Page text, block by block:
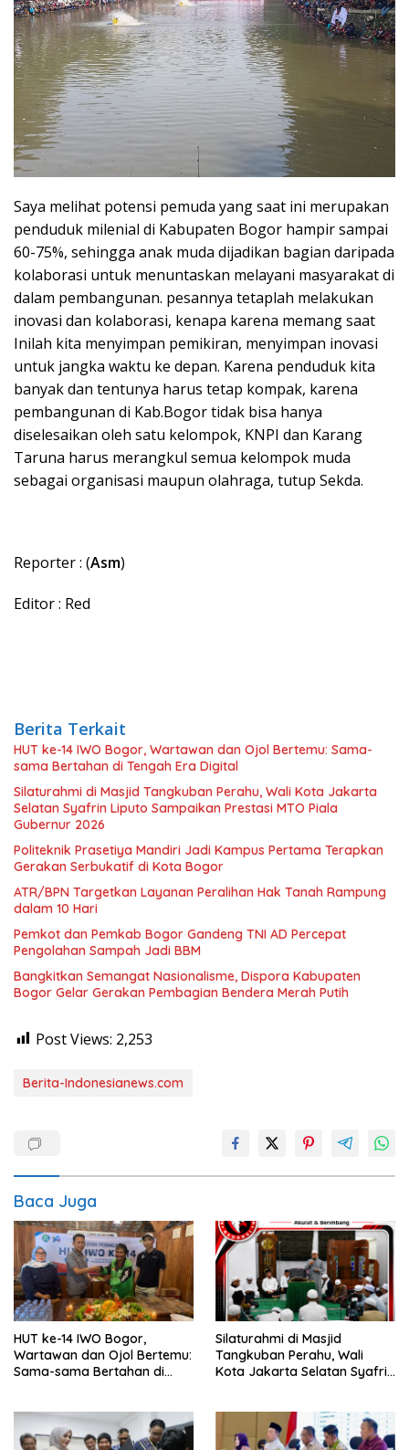
Saya melihat potensi pemuda yang saat ini merupakan
penduduk milenial di Kabupaten Bogor hampir sampai
60-75%, sehingga anak muda dijadikan bagian daripada
kolaborasi untuk menuntaskan melayani masyarakat di
dalam pembangunan. pesannya tetaplah melakukan
inovasi dan kolaborasi, kenapa karena memang saat
Inilah kita menyimpan pemikiran, menyimpan inovasi
untuk jangka waktu ke depan. Karena penduduk kita
banyak dan tentunya harus tetap kompak, karena
pembangunan di Kab.Bogor tidak bisa hanya
diselesaikan oleh satu kelompok, KNPI dan Karang
Taruna harus merangkul semua kelompok muda
sebagai organisasi maupun olahraga, tutup Sekda.
Reporter : (Asm)
Editor : Red
Berita Terkait
HUT ke-14 IWO Bogor, Wartawan dan Ojol Bertemu: Sama-
sama Bertahan di Tengah Era Digital
Silaturahmi di Masjid Tangkuban Perahu, Wali Kota Jakarta
Selatan Syafrin Liputo Sampaikan Prestasi MTO Piala
Gubernur 2026
Politeknik Prasetiya Mandiri Jadi Kampus Pertama Terapkan
Gerakan Serbukatif di Kota Bogor
ATR/BPN Targetkan Layanan Peralihan Hak Tanah Rampung
dalam 10 Hari
Pemkot dan Pemkab Bogor Gandeng TNI AD Percepat
Pengolahan Sampah Jadi BBM
Bangkitkan Semangat Nasionalisme, Dispora Kabupaten
Bogor Gelar Gerakan Pembagian Bendera Merah Putih
Post Views: 2,253
Berita-Indonesianews.com
Baca Juga
HUT ke-14 IWO Bogor,
Wartawan dan Ojol Bertemu:
Sama-sama Bertahan di
Silaturahmi di Masjid
Tangkuban Perahu, Wali
Kota Jakarta Selatan Syafrin